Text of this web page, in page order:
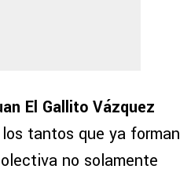
El Gallito Vázquez
tantos que ya forman
no solamente